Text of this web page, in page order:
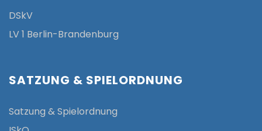
DSkV
LV 1 Berlin-Brandenburg
SATZUNG & SPIELORDNUNG
Satzung & Spielordnung